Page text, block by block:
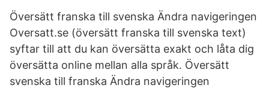
Översätt franska till svenska Ändra navigeringen
Oversatt.se (översätt franska till svenska text)
syftar till att du kan översätta exakt och låta dig
översätta online mellan alla språk. Översätt
svenska till franska Ändra navigeringen